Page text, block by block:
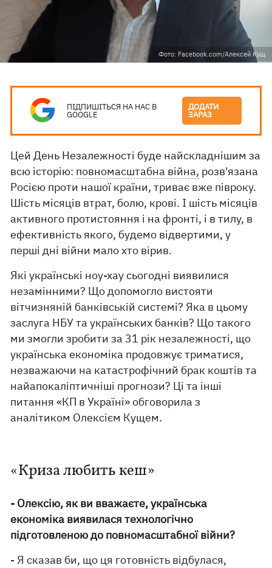
Фото: Facebook.com/Алексей Кущ
ПІДПИШІТЬСЯ НА НАС В
GOOGLE
ДОДАТИ
ЗАРАЗ
Цей День Незалежності буде найскладнішим за
всю історію: повномасштабна війна, розв'язана
Росією проти нашої країни, триває вже півроку.
Шість місяців втрат, болю, крові. І шість місяців
активного протистояння і на фронті, і в тилу, в
ефективність якого, будемо відвертими, у
перші дні війни мало хто вірив.
Які українські ноу-хау сьогодні виявилися
незамінними? Що допомогло вистояти
вітчизняній банківській системі? Яка в цьому
заслуга НБУ та українських банків? Що такого
ми змогли зробити за 31 рік незалежності, що
українська економіка продовжує триматися,
незважаючи на катастрофічний брак коштів та
найапокаліптичніші прогнози? Ці та інші
питання «КП в Україні» обговорила з
аналітиком Олексієм Кущем.
«Криза любить кеш»
- Олексію, як ви вважаєте, українська
економіка виявилася технологічно
підготовленою до повномасштабної війни?
- Я сказав би, що ця готовність відбулася,